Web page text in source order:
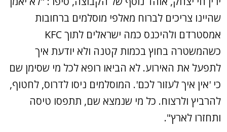
שהיינו צריכים לברוח מאלפי מוסלמים ברחובות
אמסטרדם ולהיכנס כמה ישראלים לתוך KFC
כשהמשטרה בחוץ בכמות קטנה ולא יודעת איך
לתפעל את האירוע. לא הביאו רופא לכל מי שסימן שם
כי 'אין איך לעזור לכם'. המוסלמים ניסו לדרוס, לחטוף,
להרביץ ולרצוח. כל מי שנמצא שם, תתפסו טיסה
ותחזרו לארץ".